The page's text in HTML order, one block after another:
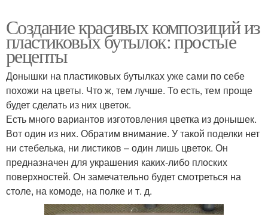
Создание красивых композиций из
пластиковых бутылок: простые
рецепты
Донышки на пластиковых бутылках уже сами по себе
похожи на цветы. Что ж, тем лучше. То есть, тем проще
будет сделать из них цветок.
Есть много вариантов изготовления цветка из донышек.
Вот один из них. Обратим внимание. У такой поделки нет
ни стебелька, ни листиков – один лишь цветок. Он
предназначен для украшения каких-либо плоских
поверхностей. Он замечательно будет смотреться на
столе, на комоде, на полке и т. д.